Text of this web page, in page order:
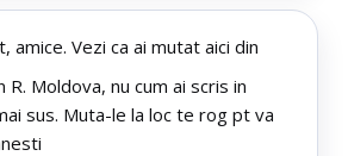
amice. Vezi ca ai mutat aici din
Moldova, nu cum ai scris in
sus. Muta-le la loc te rog pt va